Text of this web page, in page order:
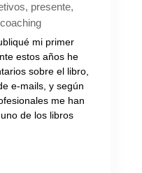
, presente,
mi primer
estos años he
sobre el libro,
e-mails, y según
me han
de los libros